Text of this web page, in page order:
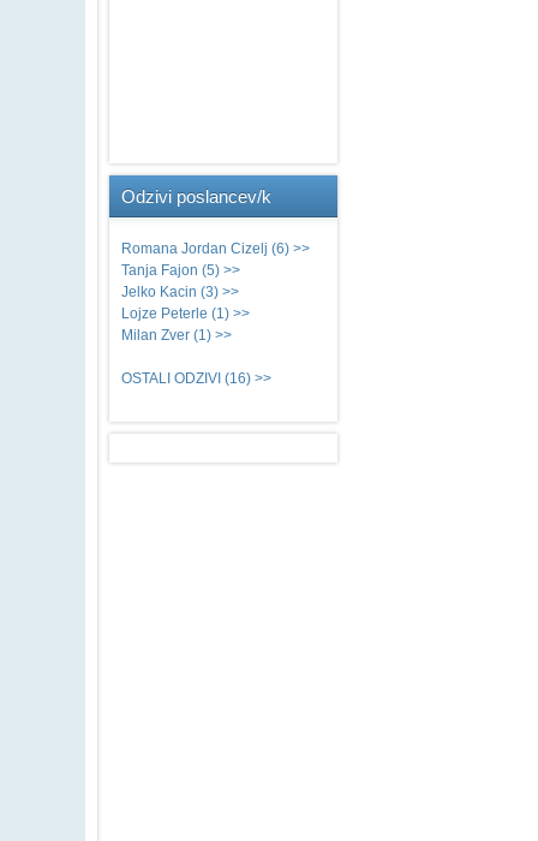
Odzivi poslancev/k
Romana Jordan Cizelj (6) >>
Tanja Fajon (5) >>
Jelko Kacin (3) >>
Lojze Peterle (1) >>
Milan Zver (1) >>
OSTALI ODZIVI (16) >>